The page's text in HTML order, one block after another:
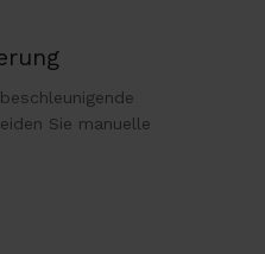
Sie manuelle